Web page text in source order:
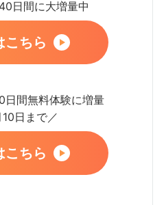
日間に大増量中
こちら
間無料体験に増量
日まで／
こちら